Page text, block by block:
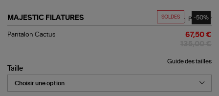
SOLDES -50%
MAJESTIC FILATURES
Pantalon
Partager
Pantalon Cactus 67,50 €
Guide des tailles
Taille